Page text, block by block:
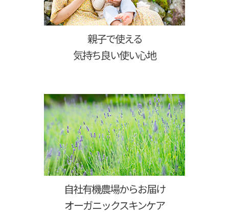
親子で使える
気持ち良い使い心地
自社有機農場からお届け
オーガニックスキンケア